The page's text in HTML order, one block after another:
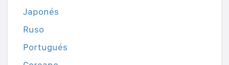
Japonés
Ruso
Portugués